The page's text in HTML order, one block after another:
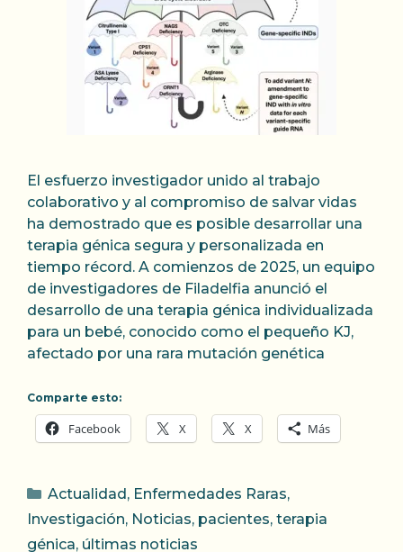
El esfuerzo investigador unido al trabajo
colaborativo y al compromiso de salvar vidas
ha demostrado que es posible desarrollar una
terapia génica segura y personalizada en
tiempo récord. A comienzos de 2025, un equipo
de investigadores de Filadelfia anunció el
desarrollo de una terapia génica individualizada
para un bebé, conocido como el pequeño KJ,
afectado por una rara mutación genética
Comparte esto:
Facebook X X Más
Categorías
Actualidad , Enfermedades Raras,
Investigación, Noticias, pacientes, terapia
génica, últimas noticias